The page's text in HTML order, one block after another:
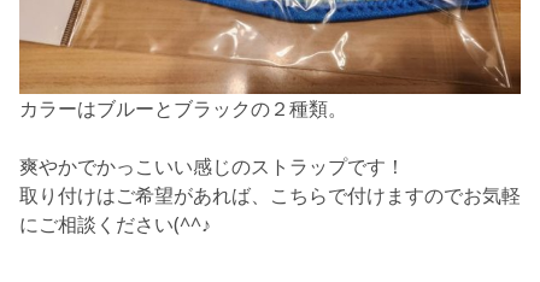
カラーはブルーとブラックの２種類。
爽やかでかっこいい感じのストラップです！
取り付けはご希望があれば、こちらで付けますのでお気軽
にご相談ください(^^♪